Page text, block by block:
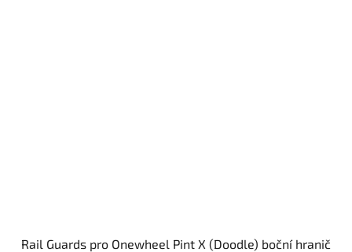
Rail Guards pro Onewheel Pint X (Doodle) boční hranič